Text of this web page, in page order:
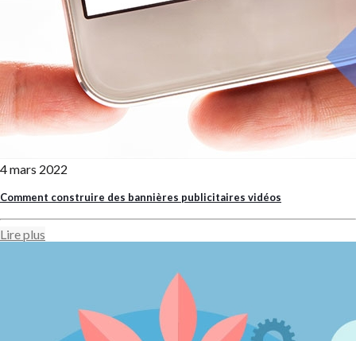
4 mars 2022
Comment construire des bannières publicitaires vidéos
Lire plus